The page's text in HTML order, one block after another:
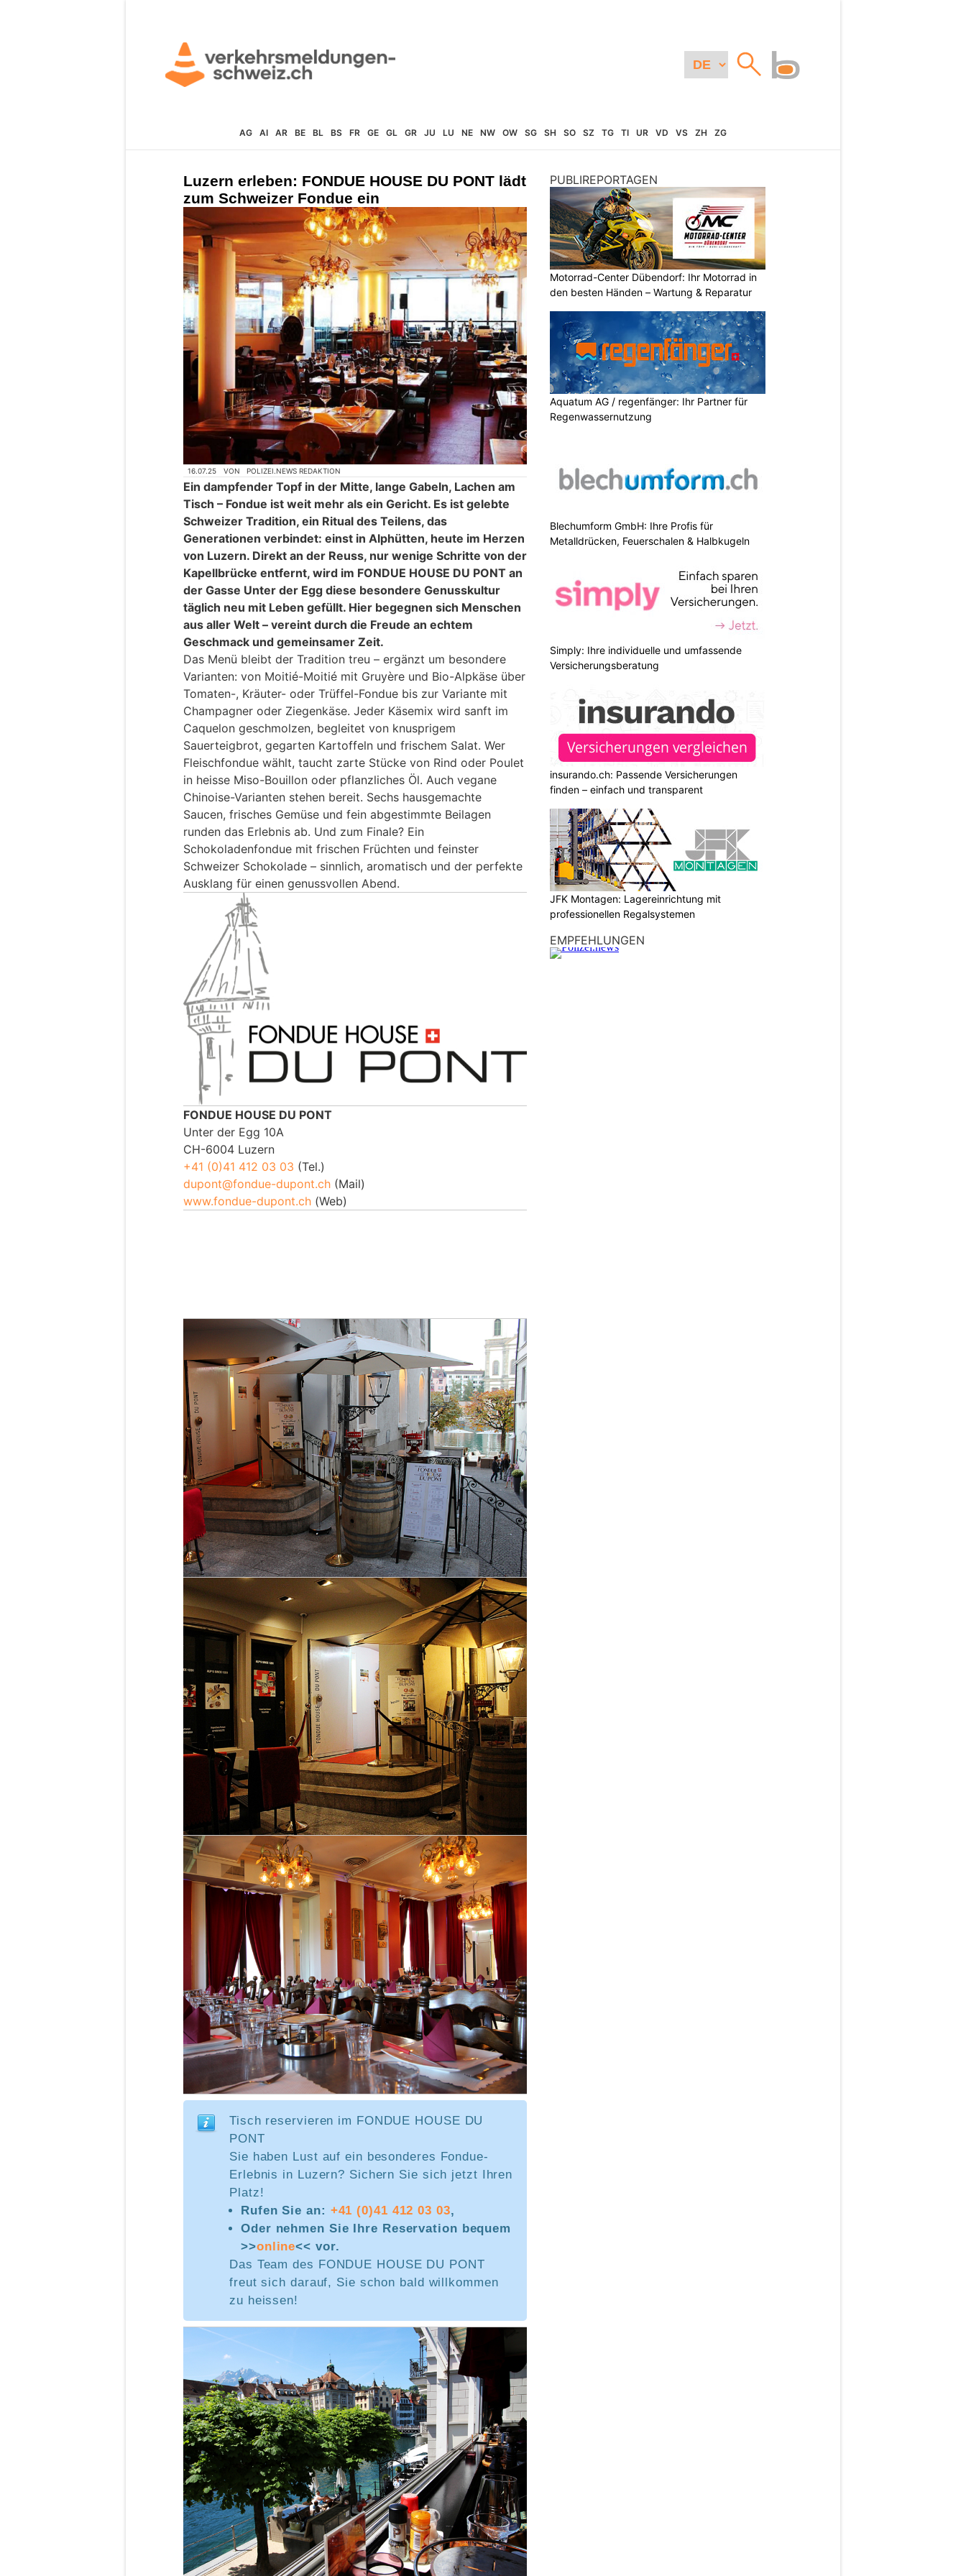
AG AI AR BE BL BS FR GE GL GR JU LU NE NW OW SG SH SO SZ TG TI UR VD VS ZH ZG
Luzern erleben: FONDUE HOUSE DU PONT lädt
zum Schweizer Fondue ein
16.07.25 VON POLIZEI.NEWS REDAKTION
Ein dampfender Topf in der Mitte, lange Gabeln, Lachen am
Tisch – Fondue ist weit mehr als ein Gericht. Es ist gelebte
Schweizer Tradition, ein Ritual des Teilens, das
Generationen verbindet: einst in Alphütten, heute im Herzen
von Luzern. Direkt an der Reuss, nur wenige Schritte von der
Kapellbrücke entfernt, wird im FONDUE HOUSE DU PONT an
der Gasse Unter der Egg diese besondere Genusskultur
täglich neu mit Leben gefüllt. Hier begegnen sich Menschen
aus aller Welt – vereint durch die Freude an echtem
Geschmack und gemeinsamer Zeit.
Das Menü bleibt der Tradition treu – ergänzt um besondere
Varianten: von Moitié-Moitié mit Gruyère und Bio-Alpkäse über
Tomaten-, Kräuter- oder Trüffel-Fondue bis zur Variante mit
Champagner oder Ziegenkäse. Jeder Käsemix wird sanft im
Caquelon geschmolzen, begleitet von knusprigem
Sauerteigbrot, gegarten Kartoffeln und frischem Salat. Wer
Fleischfondue wählt, taucht zarte Stücke von Rind oder Poulet
in heisse Miso-Bouillon oder pflanzliches Öl. Auch vegane
Chinoise-Varianten stehen bereit. Sechs hausgemachte
Saucen, frisches Gemüse und fein abgestimmte Beilagen
runden das Erlebnis ab. Und zum Finale? Ein
Schokoladenfondue mit frischen Früchten und feinster
Schweizer Schokolade – sinnlich, aromatisch und der perfekte
Ausklang für einen genussvollen Abend.
FONDUE HOUSE DU PONT
Unter der Egg 10A
CH-6004 Luzern
+41 (0)41 412 03 03 (Tel.)
dupont@fondue-dupont.ch (Mail)
www.fondue-dupont.ch (Web)
Tisch reservieren im FONDUE HOUSE DU
PONT
Sie haben Lust auf ein besonderes Fondue-
Erlebnis in Luzern? Sichern Sie sich jetzt Ihren
Platz!
Rufen Sie an: +41 (0)41 412 03 03,
Oder nehmen Sie Ihre Reservation bequem
>>online<< vor.
Das Team des FONDUE HOUSE DU PONT
freut sich darauf, Sie schon bald willkommen
zu heissen!
PUBLIREPORTAGEN
Motorrad-Center Dübendorf: Ihr Motorrad in
den besten Händen – Wartung & Reparatur
Aquatum AG / regenfänger: Ihr Partner für
Regenwassernutzung
Blechumform GmbH: Ihre Profis für
Metalldrücken, Feuerschalen & Halbkugeln
Simply: Ihre individuelle und umfassende
Versicherungsberatung
insurando.ch: Passende Versicherungen
finden – einfach und transparent
JFK Montagen: Lagereinrichtung mit
professionellen Regalsystemen
EMPFEHLUNGEN